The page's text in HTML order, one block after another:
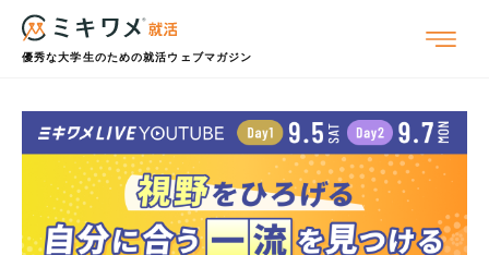
優秀な大学生のための就活ウェブマガジン